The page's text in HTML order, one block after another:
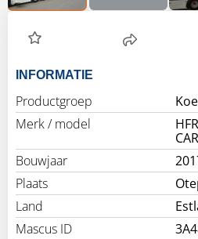
INFORMATIE
Productgroep
Merk / model
Bouwjaar
Plaats
Land
Mascus ID